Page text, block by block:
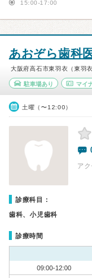
15:00-17:00
あおぞら歯科
大阪府高石市東羽衣（東羽
駐車場あり マイ
土曜（〜12:00）
ア
診療科目：
歯科、小児歯科
診療時間
09:00-12:00